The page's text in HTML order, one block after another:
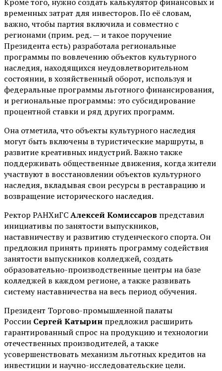
временных затрат для инвесторов. По её словам,
важно, чтобы партия включила и совместно с
регионами (прим. ред. — и такое поручение
Президента есть) разработала региональные
программы по вовлечению объектов культурного
наследия, находящихся неудовлетворительном
состоянии, в хозяйственный оборот, используя и
федеральные программы льготного финансирования,
и региональные программы: это субсидирование
процентной ставки и ряд других программ.
Она отметила, что объекты культурного наследия
могут быть включены в туристические маршруты, в
развитие креативных индустрий. Важно также
поддерживать общественные движения, когда жители
участвуют в восстановлении объектов культурного
наследия, вкладывая свои ресурсы в реставрацию и
возвращение исторического наследия.
Ректор РАНХиГСАлексей Комиссаров представил
инициативы по занятости выпускников,
наставничеству и развитию студенческого спорта. Он
предложил принять принять программу содействия
занятости выпускников колледжей, создать
образовательно-производственные центры на базе
колледжей в каждом регионе, а также развивать
систему наставничества на весь период обучения.
Президент Торгово-промышленной палаты
России Сергей Катырин предложил расширить
гарантированный спрос на продукцию и технологии
отечественных производителей, а также
усовершенствовать механизм льготных кредитов на
инвестиции и научно-исследовательские цели.